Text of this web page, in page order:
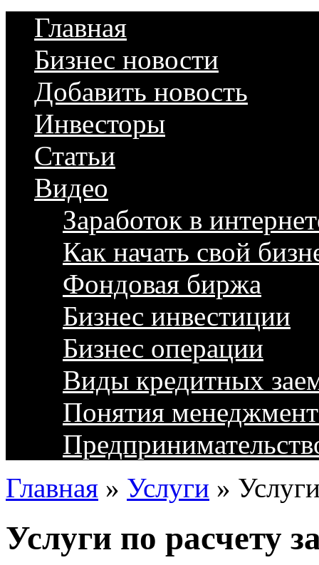
Главная
Бизнес новости
Добавить новость
Инвесторы
Статьи
Видео
Заработок в
Как начать свой
Фондовая биржа
Бизнес инвестиции
Бизнес операции
Виды кредитных
Понятия
Главная » Услуги »
Услуги по расчету